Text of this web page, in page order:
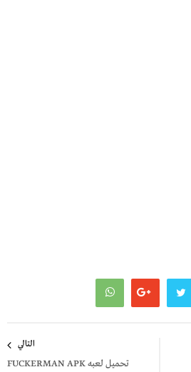
التالي
تحميل لعبه FUCKERMAN APK